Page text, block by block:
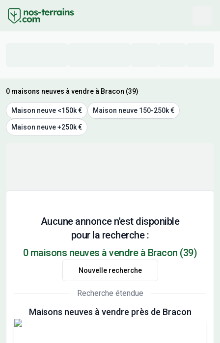
0 maisons neuves à vendre à Bracon (39)
Maison neuve <150k € Maison neuve 150-250k €
Maison neuve +250k €
Aucune annonce n'est disponible
pour la recherche :
0 maisons neuves à vendre à Bracon (39)
Nouvelle recherche
Recherche étendue
Maisons neuves à vendre près de Bracon